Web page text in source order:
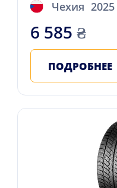
Чехия 2025
6 585 ₴
ПОДРОБНЕЕ